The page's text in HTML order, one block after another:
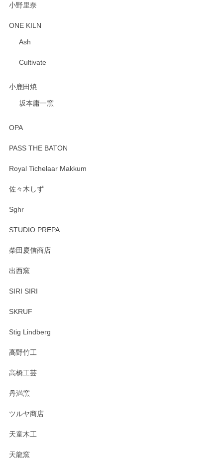
小野里奈
ONE KILN
Ash
Cultivate
小鹿田焼
坂本庸一窯
OPA
PASS THE BATON
Royal Tichelaar Makkum
佐々木しず
Sghr
STUDIO PREPA
柴田慶信商店
出西窯
SIRI SIRI
SKRUF
Stig Lindberg
高野竹工
高橋工芸
丹満窯
ツルヤ商店
天童木工
天龍窯